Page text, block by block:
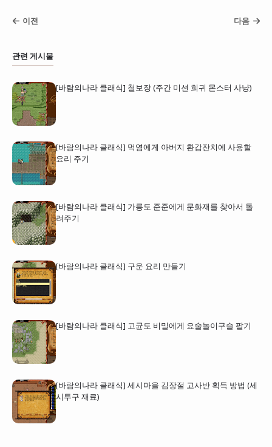
이전 다음
관련 게시물
[바람의나라 클래식] 철보장 (주간 미션 희귀 몬스터 사냥)
[바람의나라 클래식] 먹염에게 아버지 환갑잔치에 사용할
요리 주기
[바람의나라 클래식] 가릉도 준준에게 문화재를 찾아서 돌
려주기
[바람의나라 클래식] 구운 요리 만들기
[바람의나라 클래식] 고균도 비밀에게 요술놀이구슬 팔기
[바람의나라 클래식] 세시마을 김장절 고사반 획득 방법 (세
시투구 재료)